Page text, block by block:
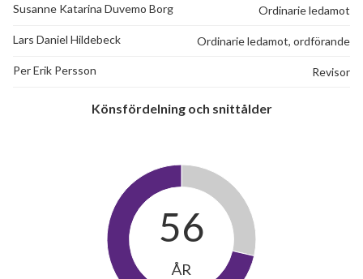
3
lägenheter
Susanne Katarina Duvemo Borg Ordinarie ledamot
Lars Daniel Hildebeck Ordinarie ledamot, ordförande
Per Erik Persson Revisor
Könsfördelning och snittålder
56
ÅR